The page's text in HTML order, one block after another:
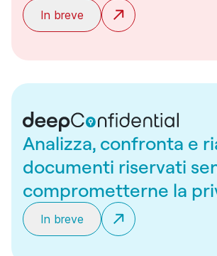
In breve
Analizza, confronta e
documenti riservati
comprometterne la
In breve